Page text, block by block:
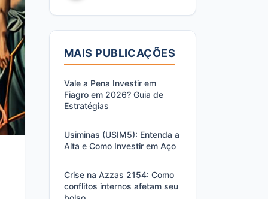
MAIS PUBLICAÇÕES
Vale a Pena Investir em
Fiagro em 2026? Guia de
Estratégias
Usiminas (USIM5): Entenda a
Alta e Como Investir em Aço
Crise na Azzas 2154: Como
conflitos internos afetam seu